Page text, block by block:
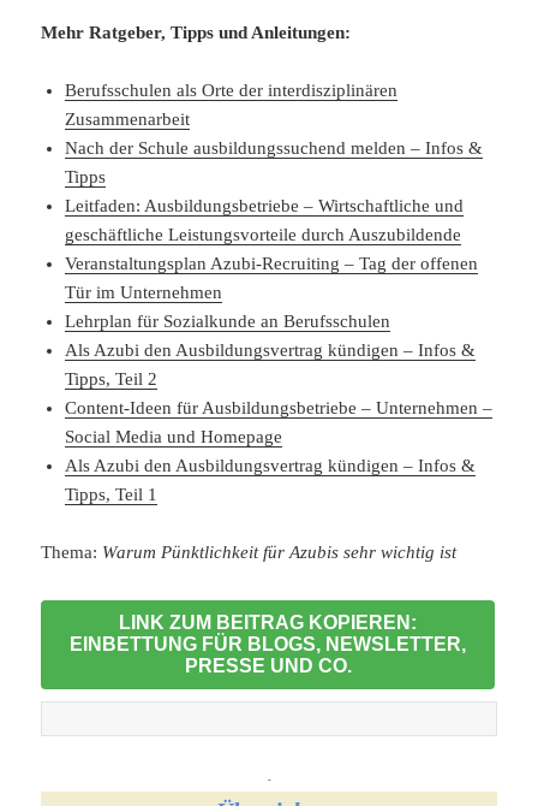
Mehr Ratgeber, Tipps und Anleitungen:
Berufsschulen als Orte der interdisziplinären
Zusammenarbeit
Nach der Schule ausbildungssuchend melden – Infos &
Tipps
Leitfaden: Ausbildungsbetriebe – Wirtschaftliche und
geschäftliche Leistungsvorteile durch Auszubildende
Veranstaltungsplan Azubi-Recruiting – Tag der offenen
Tür im Unternehmen
Lehrplan für Sozialkunde an Berufsschulen
Als Azubi den Ausbildungsvertrag kündigen – Infos &
Tipps, Teil 2
Content-Ideen für Ausbildungsbetriebe – Unternehmen –
Social Media und Homepage
Als Azubi den Ausbildungsvertrag kündigen – Infos &
Tipps, Teil 1
Thema: Warum Pünktlichkeit für Azubis sehr wichtig ist
LINK ZUM BEITRAG KOPIEREN:
EINBETTUNG FÜR BLOGS, NEWSLETTER,
PRESSE UND CO.
-